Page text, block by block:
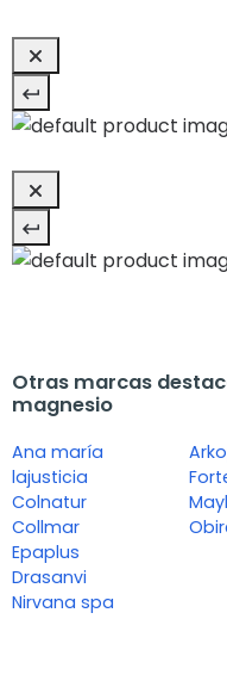
Otras marcas
magnesio
Ana maría
lajusticia
Colnatur
Collmar
Epaplus
Drasanvi
Nirvana spa